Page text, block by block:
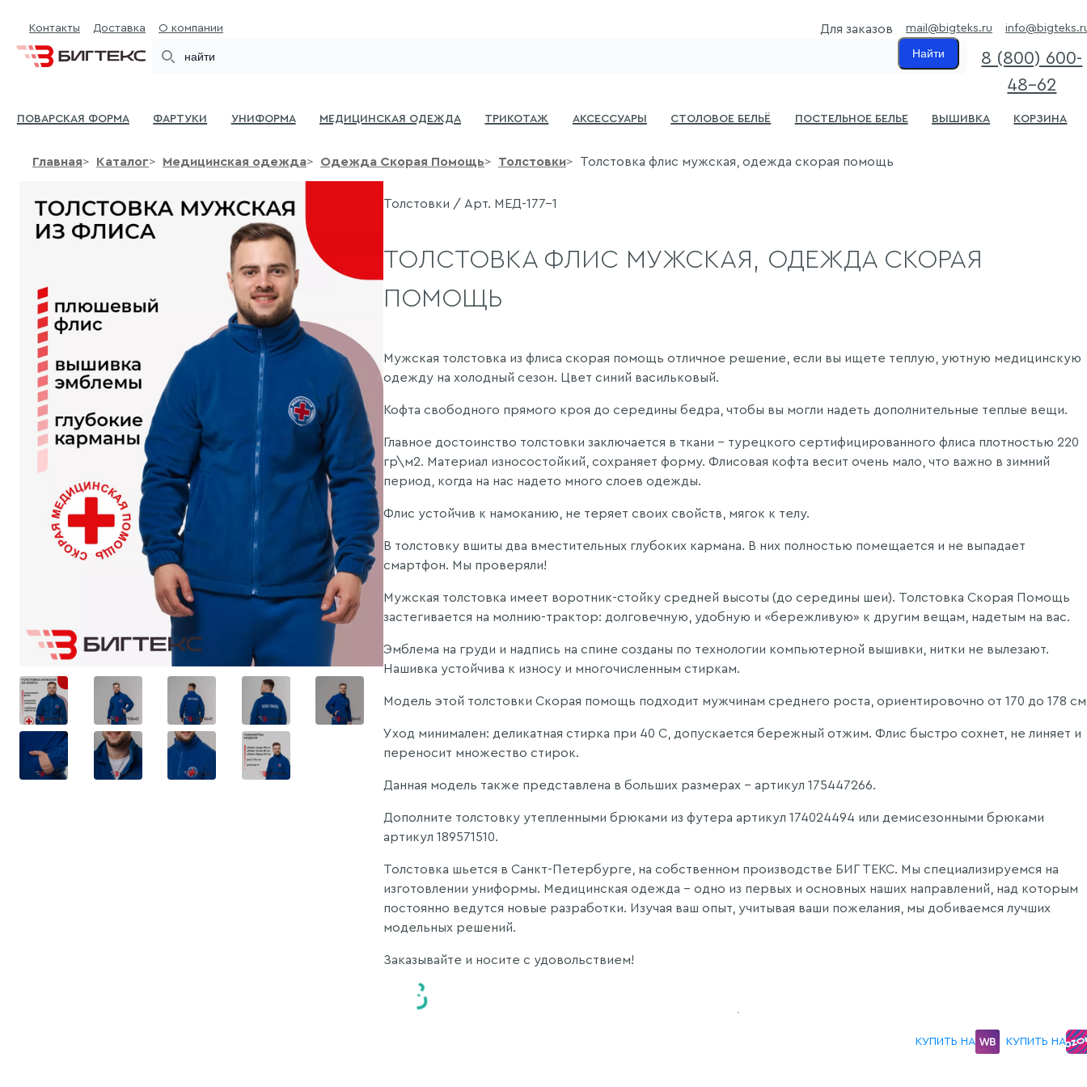
Контакты Доставка О компании Для заказов mail@bigteks.ru
Найти
8 (800) 600-
48-62
Поварская форма Фартуки Униформа Медицинская одежда Трикотаж Аксессуары Столовое бельё Постельное белье Вышивка Корзина
Главная Каталог Медицинская одежда Одежда Скорая Помощь Толстовки Толстовка флис мужская, одежда скорая помощь
Толстовки / Арт. МЕД-177-1
ТОЛСТОВКА ФЛИС МУЖСКАЯ, ОДЕЖДА СКОРАЯ
ПОМОЩЬ
Мужская толстовка из флиса скорая помощь отличное решение, если вы ищете теплую, уютную медицинскую
одежду на холодный сезон. Цвет синий васильковый.
Кофта свободного прямого кроя до середины бедра, чтобы вы могли надеть дополнительные теплые вещи.
Главное достоинство толстовки заключается в ткани - турецкого сертифицированного флиса плотностью 220
гр\м2. Материал износостойкий, сохраняет форму. Флисовая кофта весит очень мало, что важно в зимний
период, когда на нас надето много слоев одежды.
Флис устойчив к намоканию, не теряет своих свойств, мягок к телу.
В толстовку вшиты два вместительных глубоких кармана. В них полностью помещается и не выпадает
смартфон. Мы проверяли!
Мужская толстовка имеет воротник-стойку средней высоты (до середины шеи). Толстовка Скорая Помощь
застегивается на молнию-трактор: долговечную, удобную и «бережливую» к другим вещам, надетым на вас.
Эмблема на груди и надпись на спине созданы по технологии компьютерной вышивки, нитки не вылезают.
Нашивка устойчива к износу и многочисленным стиркам.
Модель этой толстовки Скорая помощь подходит мужчинам среднего роста, ориентировочно от 170 до 178
Уход минимален: деликатная стирка при 40 С, допускается бережный отжим. Флис быстро сохнет, не линяет и
переносит множество стирок.
Данная модель также представлена в больших размерах - артикул 175447266.
Дополните толстовку утепленными брюками из футера артикул 174024494 или демисезонными брюками
артикул 189571510.
Толстовка шьется в Санкт-Петербурге, на собственном производстве БИГ ТЕКС. Мы специализируемся на
изготовлении униформы. Медицинская одежда - одно из первых и основных наших направлений, над которым
постоянно ведутся новые разработки. Изучая ваш опыт, учитывая ваши пожелания, мы добиваемся лучших
модельных решений.
Заказывайте и носите с удовольствием!
КУПИТЬ НА
КУПИТЬ НА